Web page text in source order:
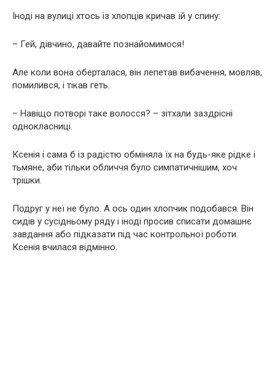
Іноді на вулиці хтось із хлопців кричав їй у спину:
– Гей, дівчино, давайте познайомимося!
Але коли вона оберталася, він лепетав вибачення, мовляв,
помилився, і тікав геть.
– Навіщо потворі таке волосся? – зітхали заздрісні
однокласниці.
Ксенія і сама б із радістю обміняла їх на будь-яке рідке і
тьмяне, аби тільки обличчя було симпатичнішим, хоч
трішки.
Подруг у неї не було. А ось один хлопчик подобався. Він
сидів у сусідньому ряду і іноді просив списати домашнє
завдання або підказати під час контрольної роботи.
Ксенія вчилася відмінно.